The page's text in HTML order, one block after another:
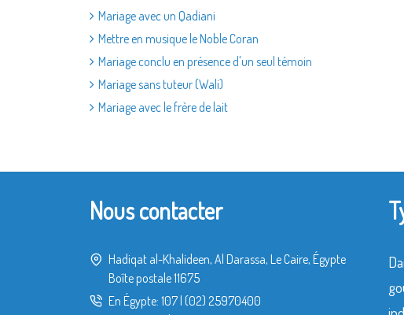
Mariage avec un Qadiani
Mettre en musique le Noble Coran
Mariage conclu en présence d'un seul témoin
Mariage sans tuteur (Wali)
Mariage avec le frère de lait
Nous contacter
Hadiqat al-Khalideen, Al Darassa, Le Caire, Égypte
Boîte postale 11675
En Égypte: 107 (02) 25970400